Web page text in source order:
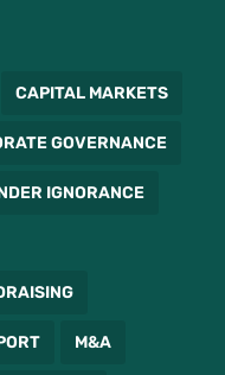
CAPITAL MARKETS
GOVERNANCE
IGNORANCE
M&A